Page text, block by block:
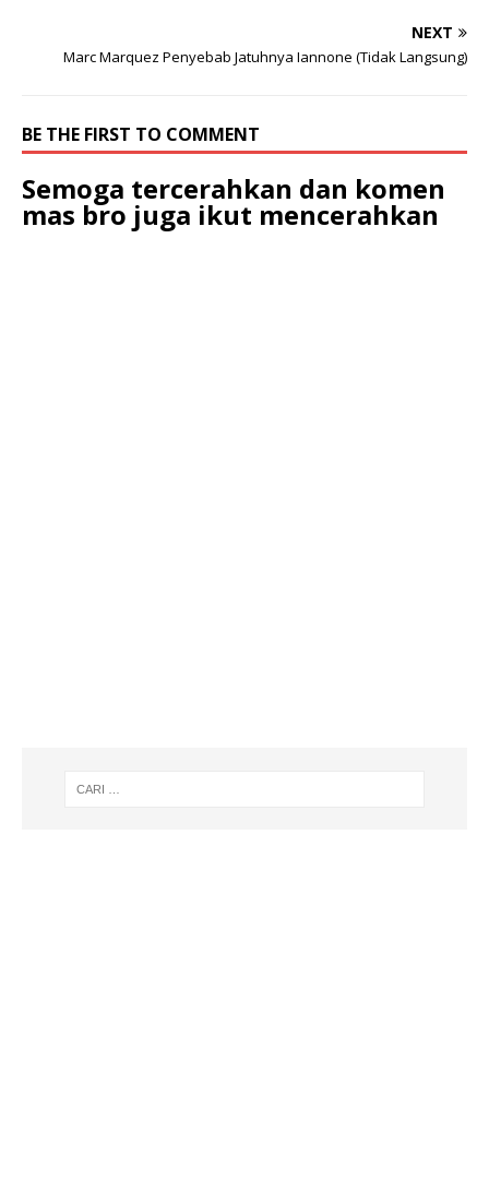
NEXT
Marc Marquez Penyebab Jatuhnya Iannone (Tidak Langsung)
BE THE FIRST TO COMMENT
Semoga tercerahkan dan komen
mas bro juga ikut mencerahkan